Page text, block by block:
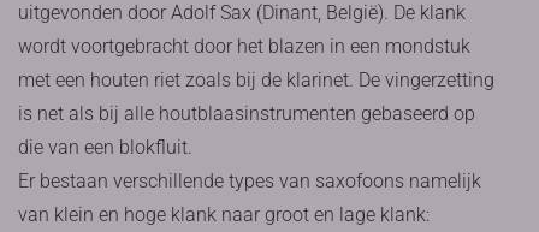
uitgevonden door Adolf Sax (Dinant, België). De klank
wordt voortgebracht door het blazen in een mondstuk
met een houten riet zoals bij de klarinet. De vingerzetting
is net als bij alle houtblaasinstrumenten gebaseerd op
die van een blokfluit.
Er bestaan verschillende types van saxofoons namelijk
van klein en hoge klank naar groot en lage klank: